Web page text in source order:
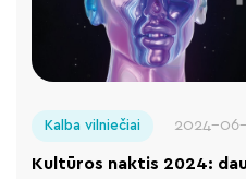
Kalba vilniečiai 2024-
Kultūros naktis 2024: